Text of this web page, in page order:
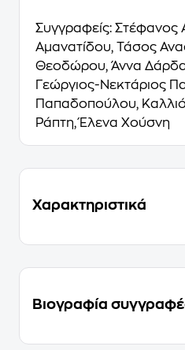
Συγγραφείς: Στέφανος
Αμανατίδου, Τάσος
Θεοδώρου, Άννα Δάρδα
Γεώργιος-Νεκτάριος
Παπαδοπούλου,
Ράπτη, Έλενα Χούσνη
Χαρακτηριστικά
Βιογραφία